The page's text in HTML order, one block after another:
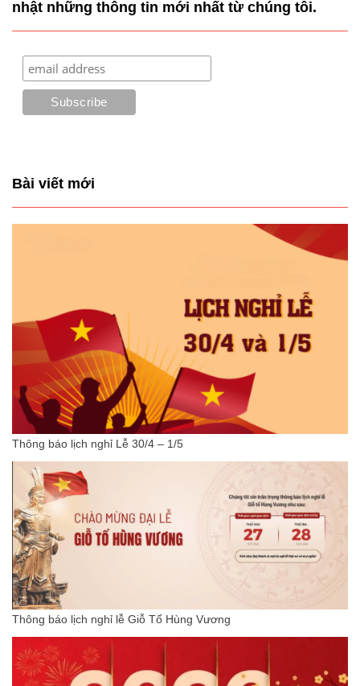
nhật những thông tin mới nhất từ chúng tôi.
Bài viết mới
Thông báo lịch nghỉ Lễ 30/4 – 1/5
Thông báo lịch nghỉ lễ Giỗ Tổ Hùng Vương